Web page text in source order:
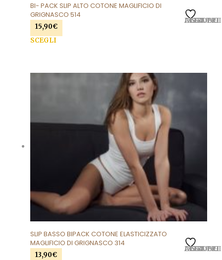
AGGIUNGI ALLA LISTA DEI DESIDERI
BI- PACK SLIP ALTO COTONE MAGLIFICIO DI
GRIGNASCO 514
15,90€
SCEGLI
possono essere scelte nella pagina del prodotto
AGGIUNGI ALLA LISTA DEI DESIDERI
SLIP BASSO BIPACK COTONE ELASTICIZZATO
MAGLIFICIO DI GRIGNASCO 314
13,90€